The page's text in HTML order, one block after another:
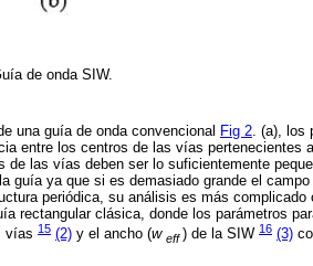
de onda SIW.
una guía de onda convencional Fig 2. (a), los
entre los centros de las vías pertenecientes
las vías deben ser lo suficientemente
guía ya que si es demasiado grande el
periódica, su análisis es más complicado
rectangular clásica, donde los parámetros
vías 15 (2) y el ancho (w eff ) de la SIW 16 (3)